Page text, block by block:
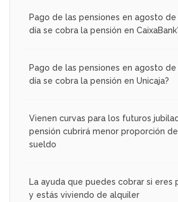
Pago de las pensiones en agosto de
día se cobra la pensión en
Pago de las pensiones en agosto de
día se cobra la pensión en Unicaja?
Vienen curvas para los futuros
pensión cubrirá menor proporción
sueldo
La ayuda que puedes cobrar si eres
y estás viviendo de alquiler